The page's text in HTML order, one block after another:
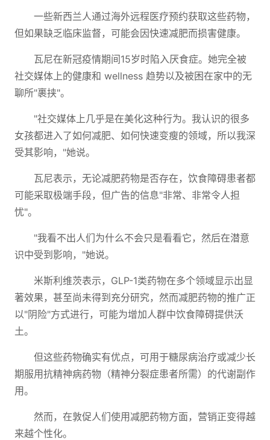
一些新西兰人通过海外远程医疗预约获取这些药物，
但如果缺乏临床监督，可能会因快速减肥而损害健康。
瓦尼在新冠疫情期间15岁时陷入厌食症。她完全被
社交媒体上的健康和 wellness 趋势以及被困在家中的无
聊所"裹挟"。
"社交媒体上几乎是在美化这种行为。我认识的很多
女孩都进入了如何减肥、如何快速变瘦的领域，所以我深
受其影响，"她说。
瓦尼表示，无论减肥药物是否存在，饮食障碍患者都
可能采取极端手段，但广告的信息"非常、非常令人担
忧"。
"我看不出人们为什么不会只是看看它，然后在潜意
识中受到影响，"她说。
米斯利维茨表示，GLP-1类药物在多个领域显示出显
著效果，甚至尚未得到充分研究，然而减肥药物的推广正
以"阴险"方式进行，可能为增加人群中饮食障碍提供沃
土。
但这些药物确实有优点，可用于糖尿病治疗或减少长
期服用抗精神病药物（精神分裂症患者所需）的代谢副作
用。
然而，在敦促人们使用减肥药物方面，营销正变得越
来越个性化。